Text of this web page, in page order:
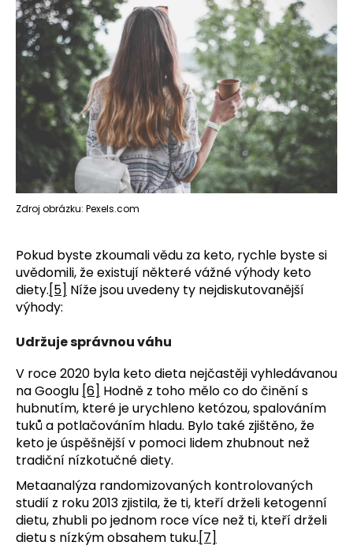
Zdroj obrázku: Pexels.com
Pokud byste zkoumali vědu za keto, rychle byste si
uvědomili, že existují některé vážné výhody keto
diety.[5] Níže jsou uvedeny ty nejdiskutovanější
výhody:
Udržuje správnou váhu
V roce 2020 byla keto dieta nejčastěji vyhledávanou
na Googlu [6] Hodně z toho mělo co do činění s
hubnutím, které je urychleno ketózou, spalováním
tuků a potlačováním hladu. Bylo také zjištěno, že
keto je úspěšnější v pomoci lidem zhubnout než
tradiční nízkotučné diety.
Metaanalýza randomizovaných kontrolovaných
studií z roku 2013 zjistila, že ti, kteří drželi ketogenní
dietu, zhubli po jednom roce více než ti, kteří drželi
dietu s nízkým obsahem tuku.[7]